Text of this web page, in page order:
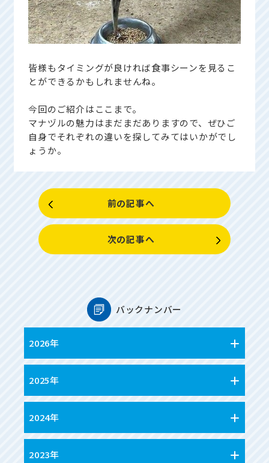
皆様もタイミングが良ければ食事シーンを見るこ
とができるかもしれませんね。
今回のご紹介はここまで。
マナヅルの魅力はまだまだありますので、ぜひご
自身でそれぞれの違いを探してみてはいかがでし
ょうか。
前の記事へ
次の記事へ
バックナンバー
2026年
2025年
2024年
2023年